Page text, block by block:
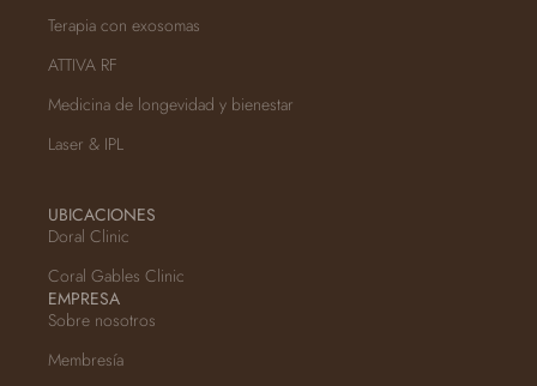
Terapia con exosomas
ATTIVA RF
Medicina de longevidad y bienestar
Laser & IPL
UBICACIONES
Doral Clinic
Coral Gables Clinic
EMPRESA
Sobre nosotros
Membresía